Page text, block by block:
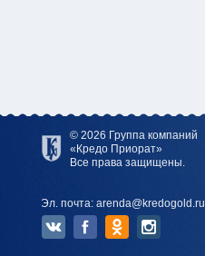
© 2026 Группа компаний
«Кредо Приорат»
Все права защищены.
Эл. почта: arenda@kredogold.ru